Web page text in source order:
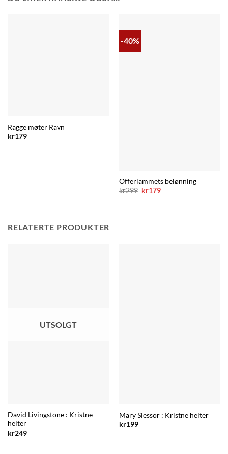
Ragge møter Ravn
kr179
-40%
Offerlammets belønning
kr299 Opprinnelig
kr179Nåværende
RELATERTE PRODUKTER
UTSOLGT
David Livingstone : Kristne
helter
kr249
Mary Slessor : Kristne helter
kr199